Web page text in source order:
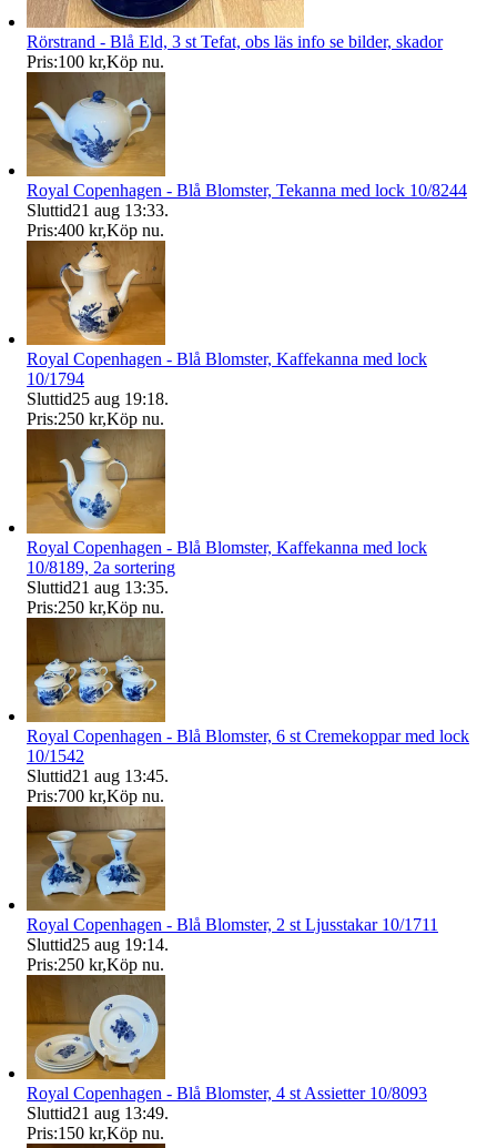
Rörstrand - Blå Eld, 3 st Tefat, obs läs info se bilder, skador
Pris:100 kr,Köp nu.
Royal Copenhagen - Blå Blomster, Tekanna med lock 10/8244
Sluttid21 aug 13:33.
Pris:400 kr,Köp nu.
Royal Copenhagen - Blå Blomster, Kaffekanna med lock
10/1794
Sluttid25 aug 19:18.
Pris:250 kr,Köp nu.
Royal Copenhagen - Blå Blomster, Kaffekanna med lock
10/8189, 2a sortering
Sluttid21 aug 13:35.
Pris:250 kr,Köp nu.
Royal Copenhagen - Blå Blomster, 6 st Cremekoppar med lock
10/1542
Sluttid21 aug 13:45.
Pris:700 kr,Köp nu.
Royal Copenhagen - Blå Blomster, 2 st Ljusstakar 10/1711
Sluttid25 aug 19:14.
Pris:250 kr,Köp nu.
Royal Copenhagen - Blå Blomster, 4 st Assietter 10/8093
Sluttid21 aug 13:49.
Pris:150 kr,Köp nu.